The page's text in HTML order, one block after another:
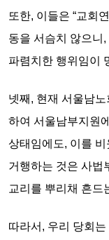
또한, 이들은 “교회
동을 서슴치 않으니,
파렴치한 행위임이
넷째, 현재 서울남노
하여 서울남부지원
상태임에도, 이를
거행하는 것은 사법
교리를 뿌리채 흔드
따라서, 우리 당회는